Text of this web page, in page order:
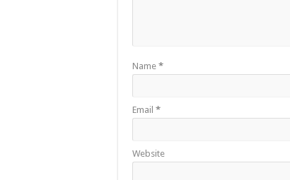
Name *
Email *
Website